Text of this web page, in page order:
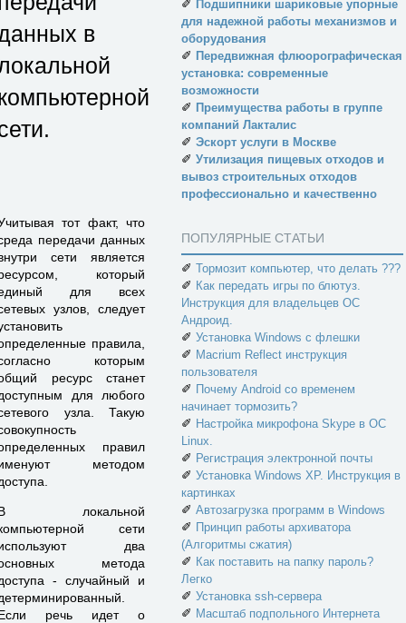
в
тот факт, что
передачи данных
сети является
который
для всех
узлов, следует
правила,
которым
ресурс станет
для любого
узла. Такую
правил
методом
локальной
сети
два
метода
- случайный и
речь идет о
✐ Подшипники шариковые упорные
для надежной работы механизмов и
оборудования
✐ Передвижная флюорографическая
установка: современные
возможности
✐ Преимущества работы в группе
компаний Лакталис
✐ Эскорт услуги в Москве
✐ Утилизация пищевых отходов и
вывоз строительных отходов
профессионально и качественно
ПОПУЛЯРНЫЕ СТАТЬИ
✐ Тормозит компьютер, что делать ???
✐ Как передать игры по блютуз.
Инструкция для владельцев ОС
Андроид.
✐ Установка Windows с флешки
✐ Macrium Reflect инструкция
пользователя
✐ Почему Android со временем
начинает тормозить?
✐ Настройка микрофона Skype в ОС
Linux.
✐ Регистрация электронной почты
✐ Установка Windows XP. Инструкция в
картинках
✐ Автозагрузка программ в Windows
✐ Принцип работы архиватора
(Алгоритмы сжатия)
✐ Как поставить на папку пароль?
Легко
✐ Установка ssh-сервера
✐ Масштаб подпольного Интернета